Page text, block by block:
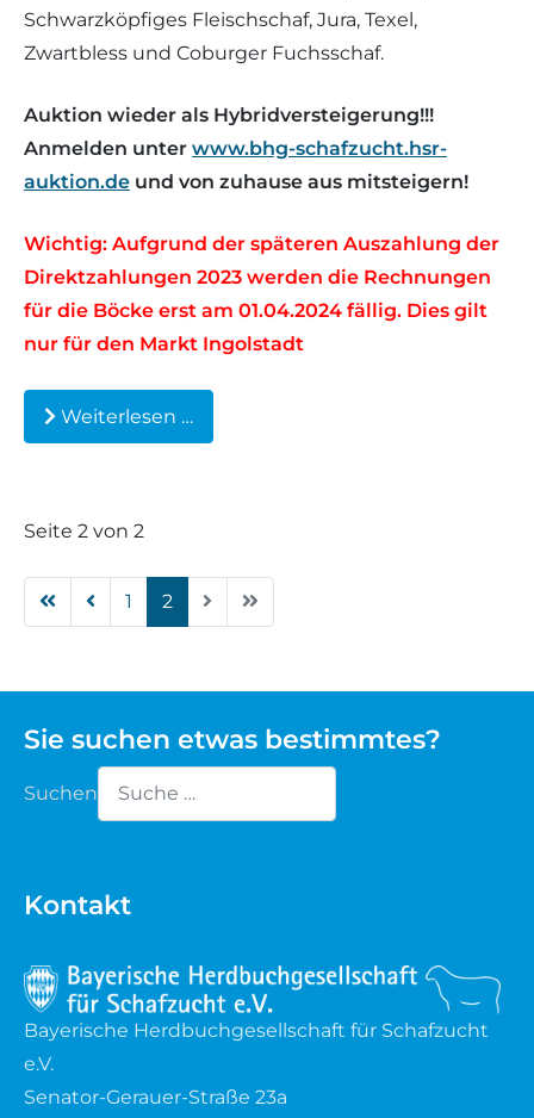
Schwarzköpfiges Fleischschaf, Jura, Texel,
Zwartbless und Coburger Fuchsschaf.
Auktion wieder als Hybridversteigerung!!!
Anmelden unter www.bhg-schafzucht.hsr-
auktion.de und von zuhause aus mitsteigern!
Wichtig: Aufgrund der späteren Auszahlung der
Direktzahlungen 2023 werden die Rechnungen
für die Böcke erst am 01.04.2024 fällig. Dies gilt
nur für den Markt Ingolstadt
Weiterlesen …
Seite 2 von 2
1 2
Sie suchen etwas bestimmtes?
Suchen
Kontakt
Bayerische Herdbuchgesellschaft für Schafzucht
e.V.
Senator-Gerauer-Straße 23a